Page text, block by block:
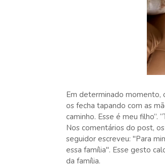
Em determinado momento,
os fecha tapando com as
caminho. Esse é meu filho”.
Nos comentários do post,
seguidor escreveu: "Para
essa família". Esse gesto
da família.